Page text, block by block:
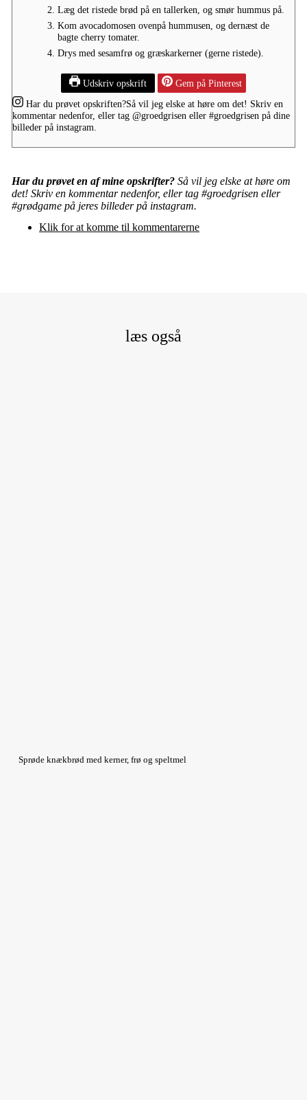
Læg det ristede brød på en tallerken, og smør hummus på.
Kom avocadomosen ovenpå hummusen, og dernæst de
bagte cherry tomater.
Drys med sesamfrø og græskarkerner (gerne ristede).
Udskriv opskrift
Gem på Pinterest
Har du prøvet opskriften?Så vil jeg elske at høre om det! Skriv en
kommentar nedenfor, eller tag @groedgrisen eller #groedgrisen på dine
billeder på instagram.
Har du prøvet en af mine opskrifter? Så vil jeg elske at høre om
det! Skriv en kommentar nedenfor, eller tag #groedgrisen eller
#grødgame på jeres billeder på instagram.
Klik for at komme til kommentarerne
læs også
Sprøde knækbrød med kerner, frø og speltmel